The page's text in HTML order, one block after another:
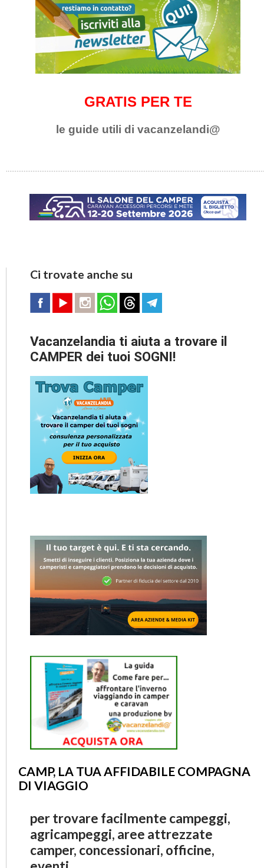
GRATIS PER TE
le guide utili di vacanzelandi@
Ci trovate anche su
Vacanzelandia ti aiuta a trovare il
CAMPER dei tuoi SOGNI!
CAMP, LA TUA AFFIDABILE COMPAGNA
DI VIAGGIO
per trovare facilmente campeggi,
agricampeggi, aree attrezzate
camper, concessionari, officine,